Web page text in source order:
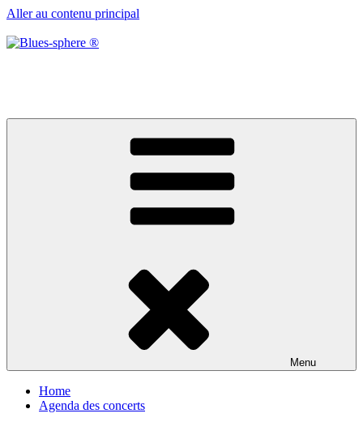
Aller au contenu principal
Menu
Home
Agenda des concerts